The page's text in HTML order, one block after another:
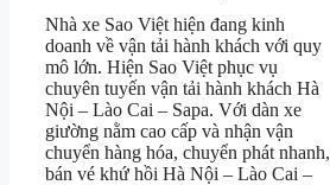
Nhà xe Sao Việt hiện đang kinh
doanh về vận tải hành khách với quy
mô lớn. Hiện Sao Việt phục vụ
chuyên tuyến vận tải hành khách Hà
Nội – Lào Cai – Sapa. Với dàn xe
giường nằm cao cấp và nhận vận
chuyển hàng hóa, chuyển phát nhanh,
bán vé khứ hồi Hà Nội – Lào Cai –